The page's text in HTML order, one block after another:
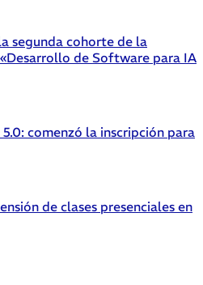
segunda cohorte de la
de Software para IA
comenzó la inscripción para
de clases presenciales en